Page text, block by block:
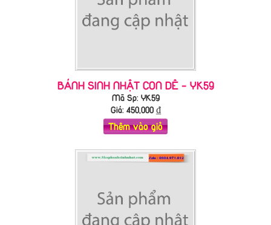
BÁNH SINH NHẬT CON DÊ - YK59
Mã Sp: YK59
Giá: 450,000₫
Thêm vào giỏ